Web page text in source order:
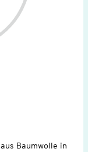
Baumwolle in